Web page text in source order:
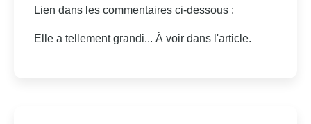
Lien dans les commentaires ci-dessous :
Elle a tellement grandi... À voir dans l'article.